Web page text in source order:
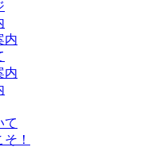
内
内
て
！